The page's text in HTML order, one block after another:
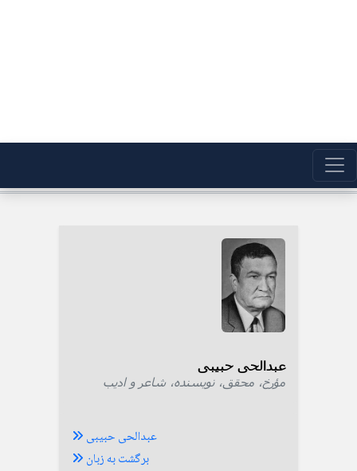
عبدالحی حبیبی
مؤرخ، محقق، نویسنده، شاعر و ادیب
عبدالحی حبیبی
برگشت به زبان